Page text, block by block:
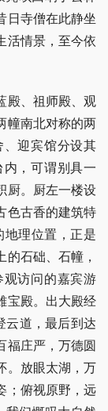
日寺僧在此静坐
活情景，至今依
殿、祖师殿、观
幢南北对称的两
迎宾馆分设其
，可谓别具一
厨。厨左一楼设
色古香的建筑特
理位置，正是
石础、石幢，
访问的嘉宾游
宝殿。出大殿经
云道，最后到达
福庄严，万德圆
。放眼太湖，万
；俯视原野，远